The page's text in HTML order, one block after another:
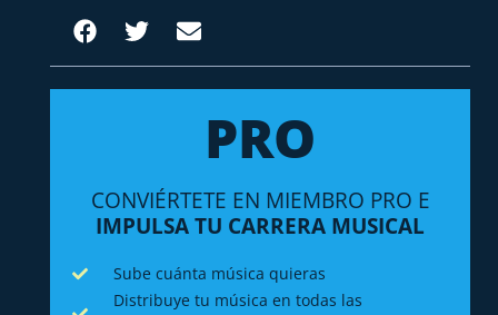
PRO
CONVIÉRTETE EN MIEMBRO PRO E
IMPULSA TU CARRERA MUSICAL
Sube cuánta música quieras
Distribuye tu música en todas las